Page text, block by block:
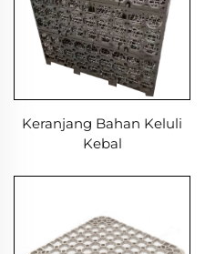
Keranjang Bahan Keluli
Kebal